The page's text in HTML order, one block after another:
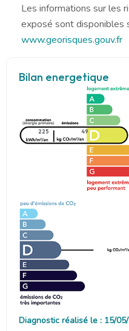
Les informations sur les
exposé sont disponibles
www.georisques.gouv.fr
Bilan energetique
225 49
Diagnostic réalisé le : 15/